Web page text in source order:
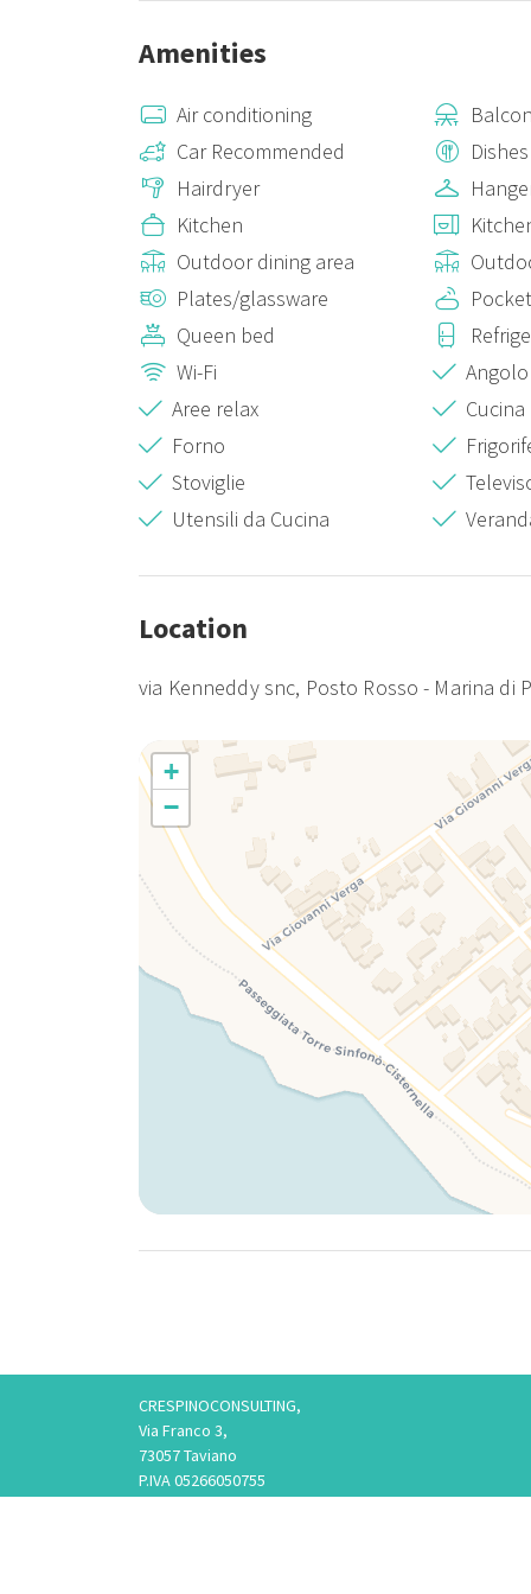
dispongono di spazio all'aperto ombreggiato al piano
Amenities
Air conditioning
Car Recommended
Hairdryer
Kitchen
Outdoor dining area
Plates/glassware
Queen bed
Wi-Fi
Aree relax
Cucina
Forno
Stoviglie
Utensili da Cucina
Location
via Kenneddy snc, Posto Rosso - Marina di
+
−
CRESPINOCONSULTING,
Via Franco 3,
73057 Taviano
P.IVA 05266050755